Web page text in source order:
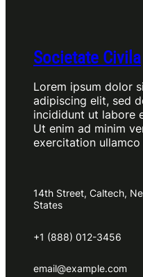
Societate Civila
Lorem ipsum dolor
adipiscing elit, sed
incididunt ut labore
Ut enim ad minim
exercitation ullamco
14th Street, Caltech,
States
+1 (888) 012-3456
email@example.com